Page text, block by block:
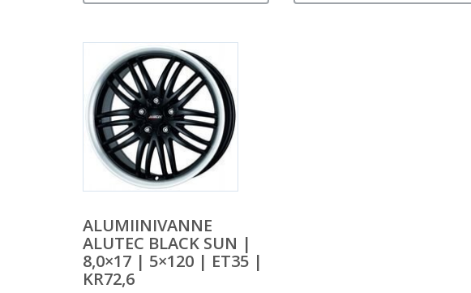
ALUMIINIVANNE
ALUTEC BLACK SUN |
8,0×17 | 5×120 | ET35 |
KR72,6